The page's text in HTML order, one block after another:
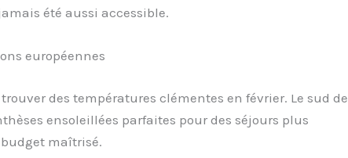
été aussi accessible.
européennes
des températures clémentes en février. Le sud de
ensoleillées parfaites pour des séjours plus
maîtrisé.